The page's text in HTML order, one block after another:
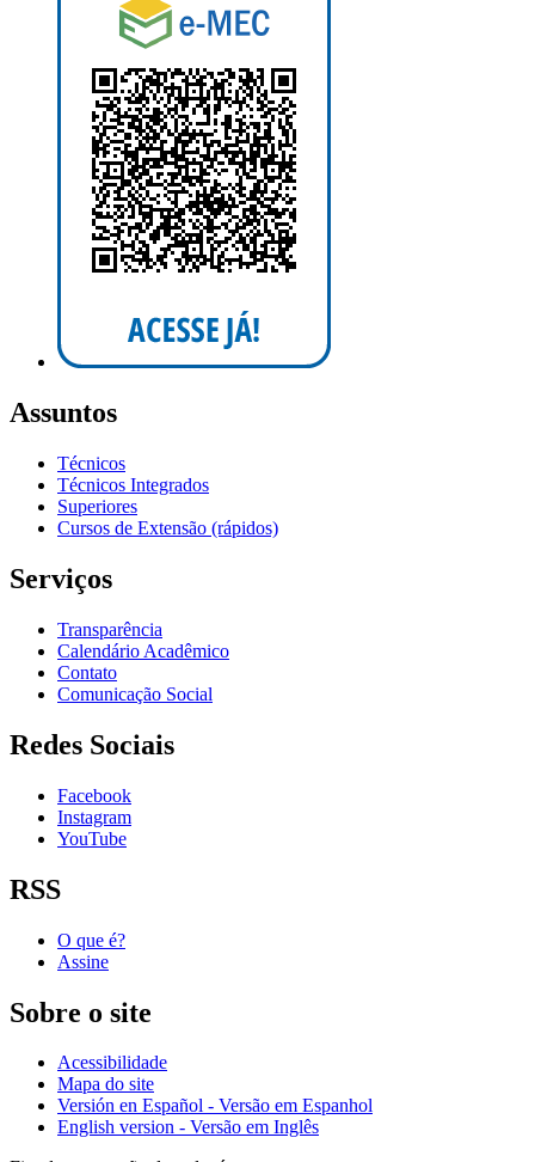
Assuntos
Técnicos
Técnicos Integrados
Superiores
Cursos de Extensão (rápidos)
Serviços
Transparência
Calendário Acadêmico
Contato
Comunicação Social
Redes Sociais
Facebook
Instagram
YouTube
RSS
O que é?
Assine
Sobre o site
Acessibilidade
Mapa do site
Versión en Español - Versão em Espanhol
English version - Versão em Inglês